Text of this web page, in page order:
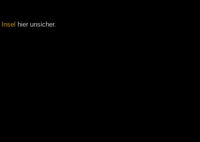
Insel
hier unsicher.